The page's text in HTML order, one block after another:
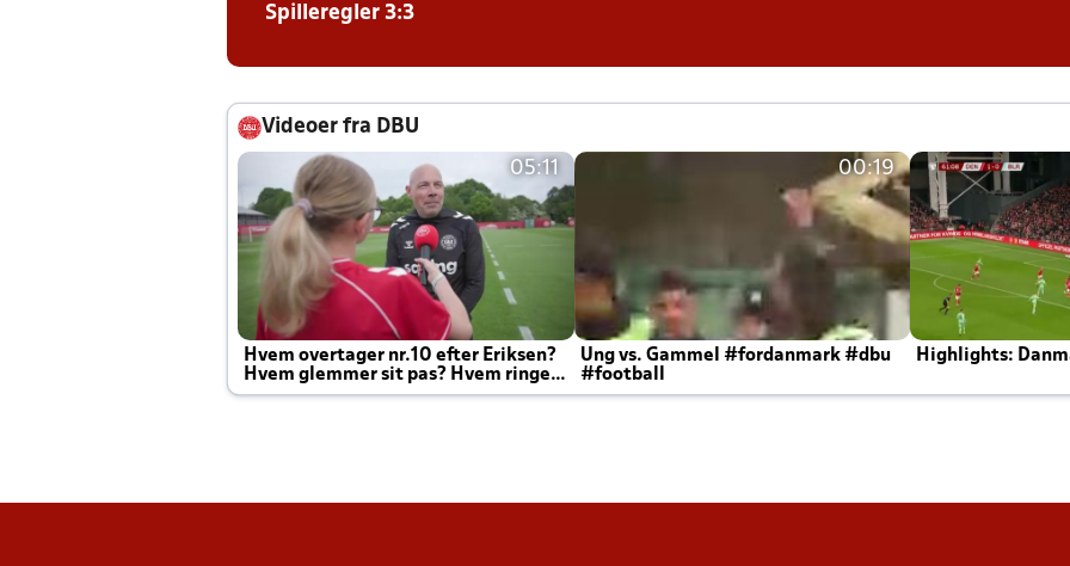
Spilleregler 3:3
Videoer fra DBU
05:11
Hvem overtager nr.10 efter Eriksen?
Hvem glemmer sit pas? Hvem ringer
Joachim altid til efter kampe?
00:19
Ung vs. Gammel #fordanmark #dbu
#football
Highlights: